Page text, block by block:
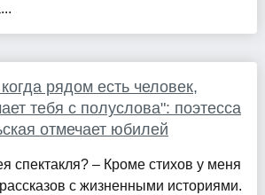
рядом есть человек,
тебя с полуслова": поэтесса
отмечает юбилей
спектакля? – Кроме стихов у меня
с жизненными историями.